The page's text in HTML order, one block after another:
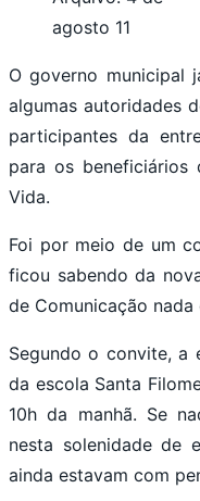
agosto 11
O governo municipal
algumas autoridades
participantes da
para os beneficiários
Vida.
Foi por meio de um
ficou sabendo da
de Comunicação
Segundo o convite, a
da escola Santa
10h da manhã. Se
nesta solenidade de
ainda estavam com